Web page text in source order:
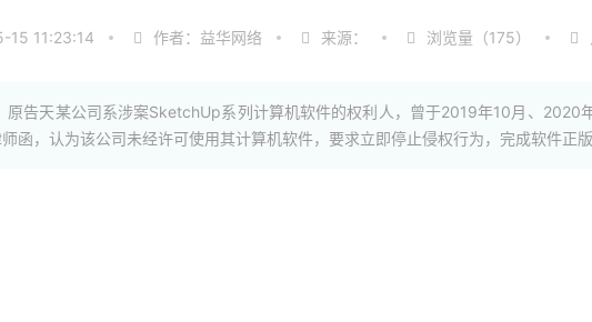
15 11:23:14 作者：益华网络 来源： 浏览量（175）
原告天某公司系涉案SketchUp系列计算机软件的权利人，曾于2019年10月、2020
函，认为该公司未经许可使用其计算机软件，要求立即停止侵权行为，完成软件正